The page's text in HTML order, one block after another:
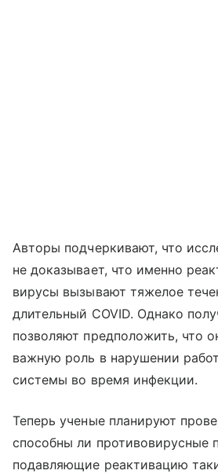
Авторы подчеркивают, что
не доказывает, что именно
вирусы вызывают тяжелое
длительный COVID. Однако
позволяют предположить, что
важную роль в нарушении
системы во время инфекции.
Теперь ученые планируют
способны ли противовирусные
подавляющие реактивацию